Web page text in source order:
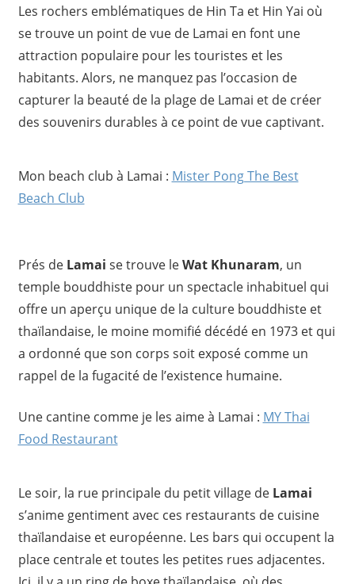
Les rochers emblématiques de Hin Ta et Hin Yai où
se trouve un point de vue de Lamai en font une
attraction populaire pour les touristes et les
habitants. Alors, ne manquez pas l’occasion de
capturer la beauté de la plage de Lamai et de créer
des souvenirs durables à ce point de vue captivant.
Mon beach club à Lamai : Mister Pong The Best
Beach Club
Prés de Lamai se trouve leWat Khunaram, un
temple bouddhiste pour un spectacle inhabituel qui
offre un aperçu unique de la culture bouddhiste et
thaïlandaise, le moine momifié décédé en 1973 et qui
a ordonné que son corps soit exposé comme un
rappel de la fugacité de l’existence humaine.
Une cantine comme je les aime à Lamai : MY Thai
Food Restaurant
Le soir, la rue principale du petit village de Lamai
s’anime gentiment avec ces restaurants de cuisine
thaïlandaise et européenne. Les bars qui occupent la
place centrale et toutes les petites rues adjacentes.